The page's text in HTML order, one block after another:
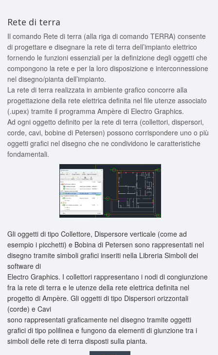
Rete di terra
Il comando Rete di terra (alla riga di comando TERRA) consente
di progettare e disegnare la rete di terra dell’impianto elettrico
fornendo le funzioni essenziali per la definizione degli oggetti che
compongono la rete e per la loro disposizione e interconnessione
nel disegno/pianta dell’impianto.
La rete di terra realizzata in ambiente grafico concorre alla
progettazione della rete elettrica definita nel file utenze associato
(.upex) tramite il programma Ampère di Electro Graphics.
Ad ogni oggetto definito per la rete di terra (collettori, dispersori,
corde, cavi, bobine di Petersen) possono corrispondere uno o più
oggetti grafici nel disegno che ne condividono le caratteristiche
fondamentali.
Gli oggetti di tipo Collettore, Dispersore verticale (come ad
esempio i picchetti) e Bobina di Petersen sono rappresentati nel
disegno tramite simboli grafici inseriti nella Libreria Simboli dei
software di
Electro Graphics. I collettori rappresentano i nodi di congiunzione
fra la rete di terra e le utenze della rete elettrica definita nel
progetto di Ampère. Gli oggetti di tipo Dispersori orizzontali
(corde) e Cavi
sono rappresentati graficamente nel disegno tramite oggetti
grafici di tipo polilinea e fungono da elementi di giunzione tra i
simboli delle rete di terra disposti sulla pianta.